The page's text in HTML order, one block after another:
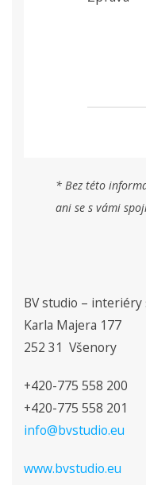
* Bez této
ani se s vámi
BV studio – interiéry
Karla Majera 177
252 31 Všenory
+420-775 558 200
+420-775 558 201
info@bvstudio.eu
www.bvstudio.eu